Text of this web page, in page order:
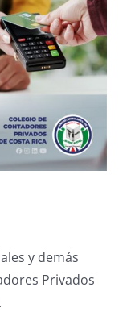
y demás
Privados